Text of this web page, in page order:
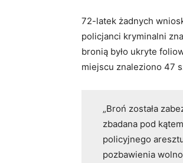
72-latek żadnych
policjanci kryminalni
bronią było ukryte
miejscu znaleziono 47
„Broń została
zbadana pod
policyjnego
pozbawienia